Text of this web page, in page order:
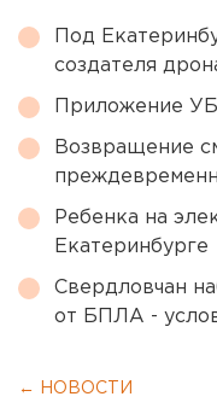
Под
создателя
Приложение
Возвращение
Ребенка на
Екатеринбурге
Свердловчан
от БПЛА -
← НОВОСТИ